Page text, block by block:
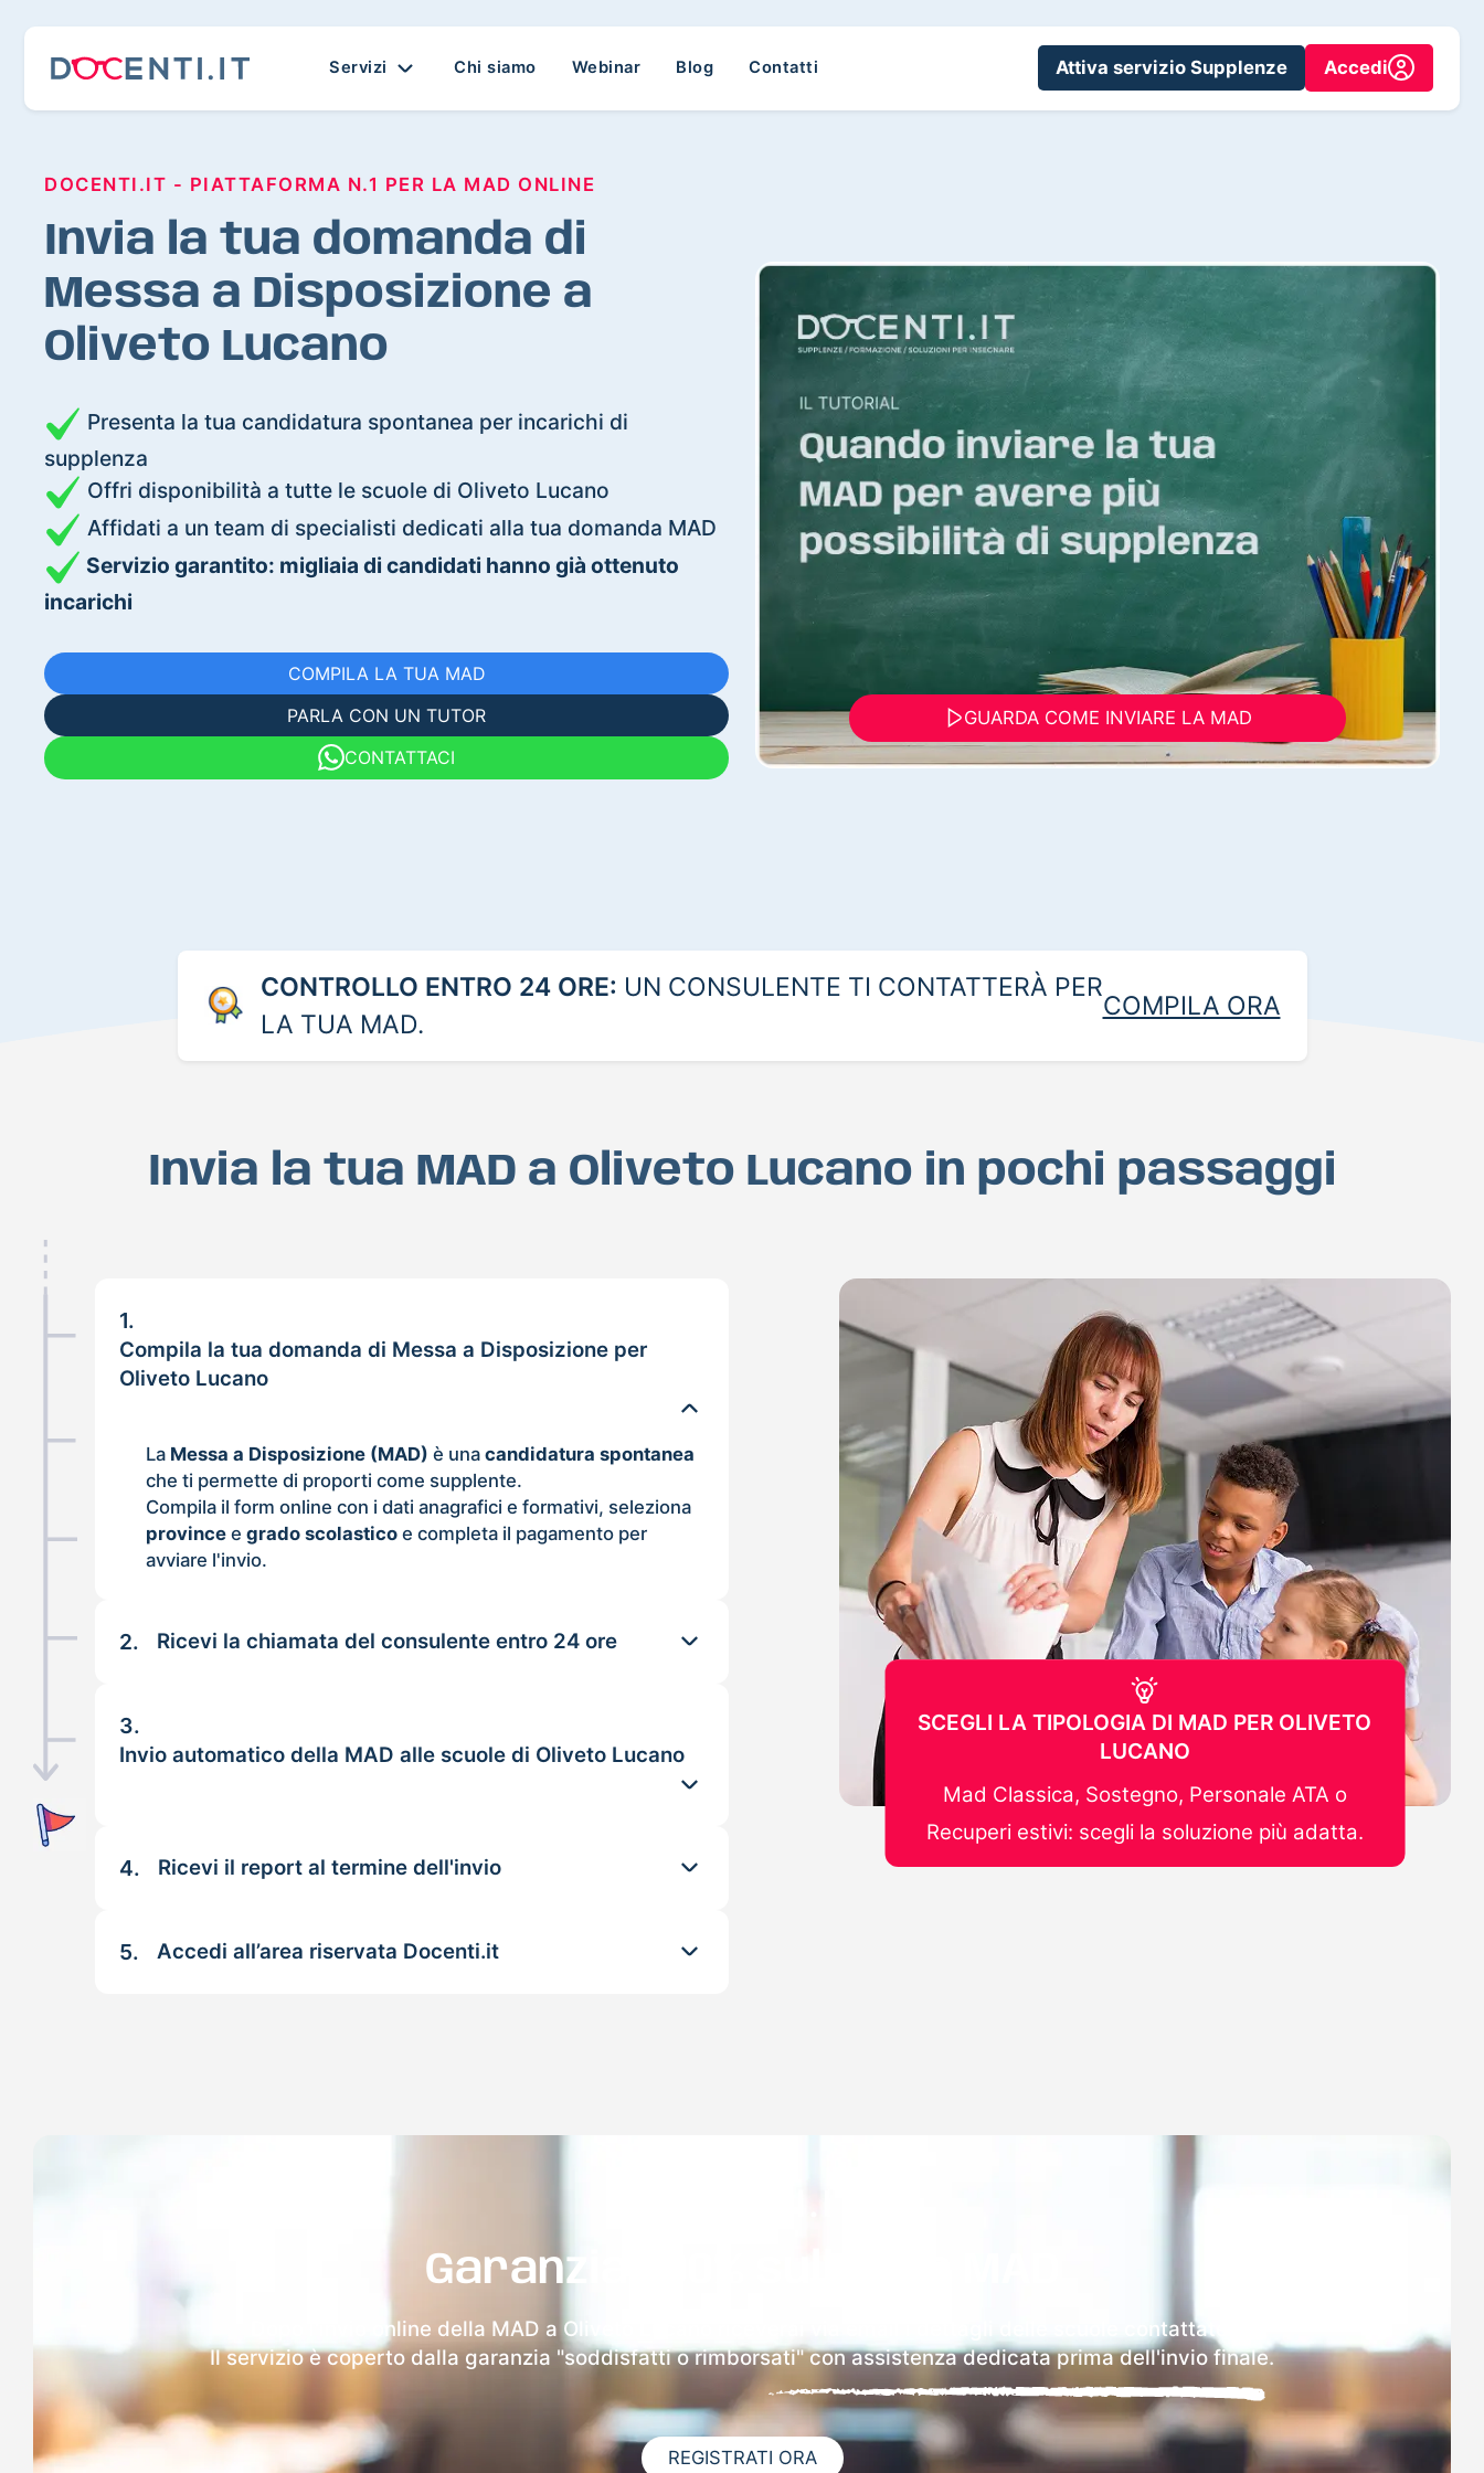
Servizi Chi siamo Webinar Blog Contatti Attiva servizio Supplenze Accedi
DOCENTI.IT - PIATTAFORMA N.1 PER LA MAD ONLINE
Invia la tua domanda di
Messa a Disposizione a
Oliveto Lucano
Presenta la tua candidatura spontanea per incarichi di
supplenza
Offri disponibilità a tutte le scuole di Oliveto Lucano
Affidati a un team di specialisti dedicati alla tua domanda MAD
Servizio garantito: migliaia di candidati hanno già ottenuto
incarichi
COMPILA LA TUA MAD
PARLA CON UN TUTOR
CONTATTACI
GUARDA COME INVIARE LA MAD
CONTROLLO ENTRO 24 ORE: UN CONSULENTE TI CONTATTERÀ PER
LA TUA MAD.
COMPILA ORA
Invia la tua MAD a Oliveto Lucano in pochi passaggi
1.
Compila la tua domanda di Messa a Disposizione per
Oliveto Lucano
La Messa a Disposizione (MAD) è unacandidatura spontanea
che ti permette di proporti come supplente.
Compila il form online con i dati anagrafici e formativi, seleziona
province egrado scolastico e completa il pagamento per
avviare l'invio.
2. Ricevi la chiamata del consulente entro 24 ore
3.
Invio automatico della MAD alle scuole di Oliveto Lucano
4. Ricevi il report al termine dell'invio
5. Accedi all’area riservata Docenti.it
SCEGLI LA TIPOLOGIA DI MAD PER OLIVETO
LUCANO
Mad Classica, Sostegno, Personale ATA o
Recuperi estivi: scegli la soluzione più adatta.
Garanzia 100% sulla tua MAD
Dopo l'invio online della MAD a Oliveto Lucano riceverai via email i dettagli delle scuole contattate.
Il servizio è coperto dalla garanzia "soddisfatti o rimborsati" con assistenza dedicata prima dell'invio finale.
REGISTRATI ORA